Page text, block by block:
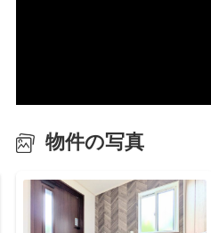
物件の写真